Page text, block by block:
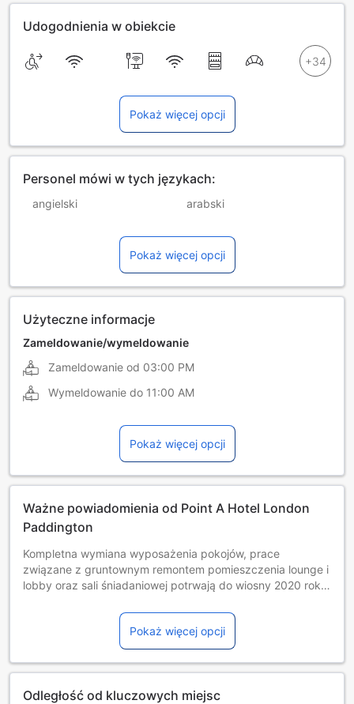
Udogodnienia w obiekcie
Pokaż więcej opcji
Personel mówi w tych językach:
angielski arabski
rumuński
włoski
Pokaż więcej opcji
Użyteczne informacje
Zameldowanie/wymeldowanie
Zameldowanie od 03:00 PM
Wymeldowanie do 11:00 AM
Pokaż więcej opcji
Ważne powiadomienia od Point A Hotel London
Paddington
Kompletna wymiana wyposażenia pokojów, prace
związane z gruntownym remontem pomieszczenia lounge i
lobby oraz sali śniadaniowej potrwają do wiosny 2020 roku.
przeprowadzane prace budowlane obejmujące niektóre
The property retains lost or forgotten items for a period of 1
month. Guests who have left an item at the property are
stay to inquire about its recovery.
Pokaż więcej opcji
Odległość od kluczowych miejsc